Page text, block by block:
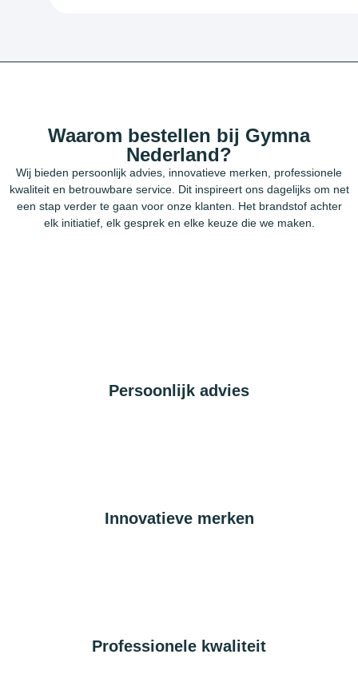
Waarom bestellen bij Gymna
Nederland?
Wij bieden persoonlijk advies, innovatieve merken, professionele
kwaliteit en betrouwbare service. Dit inspireert ons dagelijks om net
een stap verder te gaan voor onze klanten. Het brandstof achter
elk initiatief, elk gesprek en elke keuze die we maken.
Persoonlijk advies
Innovatieve merken
Professionele kwaliteit